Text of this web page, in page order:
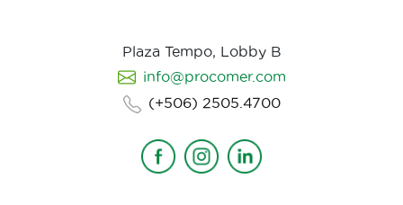
Plaza Tempo, Lobby B
info@procomer.com
(+506) 2505.4700